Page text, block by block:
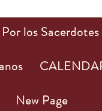
los Sacerdotes
New Page